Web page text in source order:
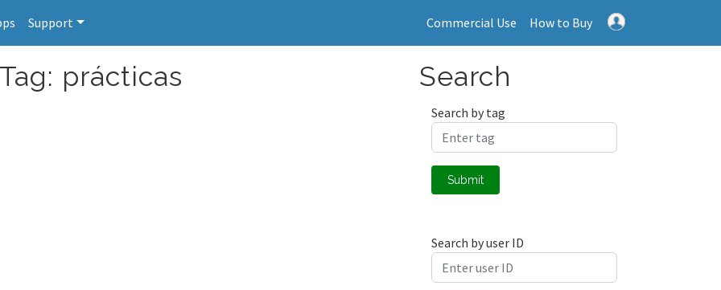
Support Commercial Use How to Buy
prácticas Search
Search by tag
Submit
Search by user ID